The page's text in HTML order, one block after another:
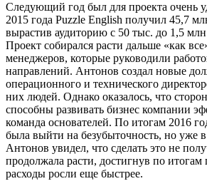
Следующий год был для проекта очень
2015 года Puzzle English получил 45,7
вырастив аудиторию с 50 тыс. до 1,5 млн
Проект собирался расти дальше «как
менеджеров, которые руководили
направлений. Антонов создал новые
операционного и технического
них людей. Однако оказалось, что
способны развивать бизнес компании
команда основателей. По итогам 2016
была выйти на безубыточность, но уже в
Антонов увидел, что сделать это не
продолжала расти, достигнув по
расходы росли еще быстрее.